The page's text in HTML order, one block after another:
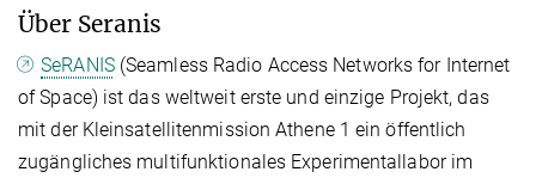
Über Seranis
SeRANIS(Seamless Radio Access Networks for Internet
of Space) ist das weltweit erste und einzige Projekt, das
mit der Kleinsatellitenmission Athene 1 ein öffentlich
zugängliches multifunktionales Experimentallabor im